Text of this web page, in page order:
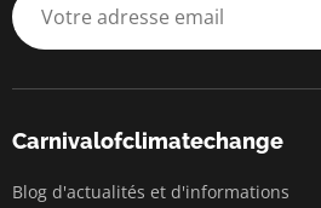
Carnivalofclimatechange
Blog d'actualités et d'informations